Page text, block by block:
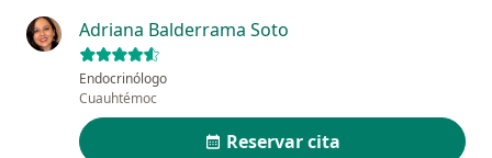
Adriana Balderrama Soto
Endocrinólogo
Cuauhtémoc
Reservar cita